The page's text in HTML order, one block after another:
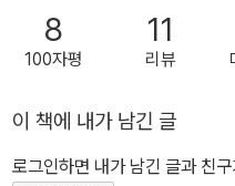
이었다. 인종 · 성별 · 연령으
하는, 사회의 가장 취약한 구성
『가장 파란 눈』의 출간 연도
직접 이야기를 써보라는 권유
떠올리며 파란 눈을 갖게 해달
8
100자평
11
리뷰
이 책에 내가 남긴 글
로그인하면 내가 남긴 글과 친